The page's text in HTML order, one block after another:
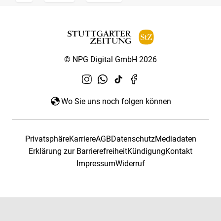
© NPG Digital GmbH 2026
Wo Sie uns noch folgen können
PrivatsphäreKarriereAGBDatenschutzMediadaten
Erklärung zur BarrierefreiheitKündigungKontakt
ImpressumWiderruf